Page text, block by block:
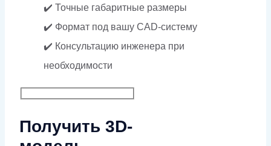
✔️ Точные габаритные размеры
✔️ Формат под вашу CAD-систему
✔️ Консультацию инженера при
необходимости
Получить 3D-